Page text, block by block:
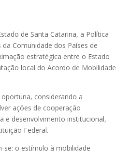
de Santa Catarina, a Política
Comunidade dos Países de
estratégica entre o Estado
local do Acordo de Mobilidade
considerando a
ações de cooperação
e desenvolvimento institucional,
Federal.
se: o estímulo à mobilidade